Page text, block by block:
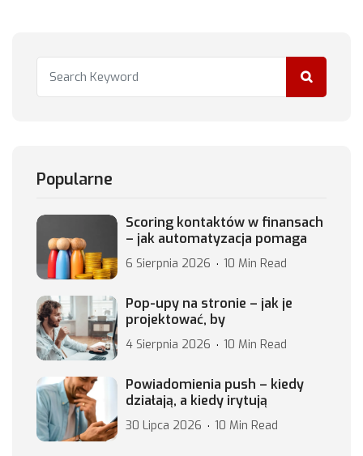
Popularne
Scoring kontaktów w finansach
– jak automatyzacja pomaga
6 Sierpnia 2026 10 Min Read
Pop-upy na stronie – jak je
projektować, by
4 Sierpnia 2026 10 Min Read
Powiadomienia push – kiedy
działają, a kiedy irytują
30 Lipca 2026 10 Min Read